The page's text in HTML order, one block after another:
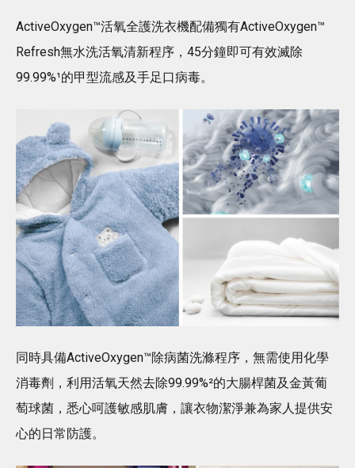
ActiveOxygen™️活氧全護洗衣機配備獨有ActiveOxygen™️
Refresh無水洗活氧清新程序，45分鐘即可有效滅除
99.99%¹的甲型流感及手足口病毒。
同時具備ActiveOxygen™️除病菌洗滌程序，無需使用化學
消毒劑，利用活氧天然去除99.99%²的大腸桿菌及金黃葡
萄球菌，悉心呵護敏感肌膚，讓衣物潔淨兼為家人提供安
心的日常防護。